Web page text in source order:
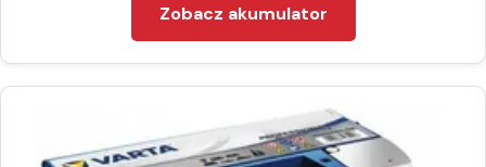
Zobacz akumulator